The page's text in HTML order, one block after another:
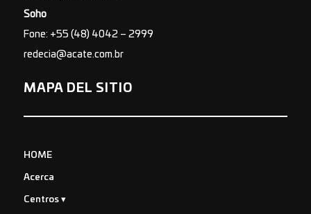
Soho
Fone: +55 (48) 4042 – 2999
redecia@acate.com.br
MAPA DEL SITIO
HOME
Acerca
Centros